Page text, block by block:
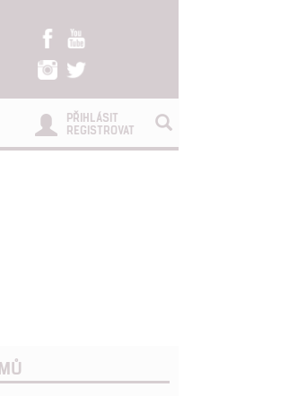
PŘIHLÁSIT
REGISTROVAT